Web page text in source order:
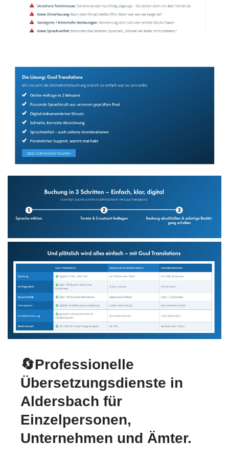
🔄Professionelle
Übersetzungsdienste in
Aldersbach für
Einzelpersonen,
Unternehmen und Ämter.